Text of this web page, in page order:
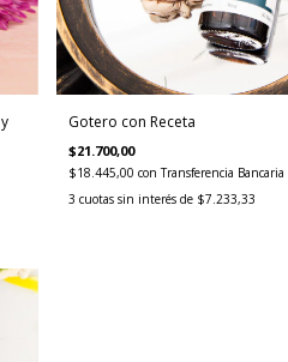
Gotero con Receta
$21.700,00
$18.445,00 con Transferencia Bancaria
3 cuotas sin interés de $7.233,33